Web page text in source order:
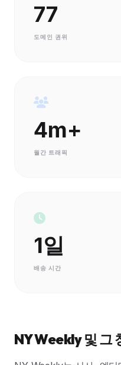
77
도메인 권위
4m+
월간 트래픽
1일
배송 시간
NY Weekly 및 그